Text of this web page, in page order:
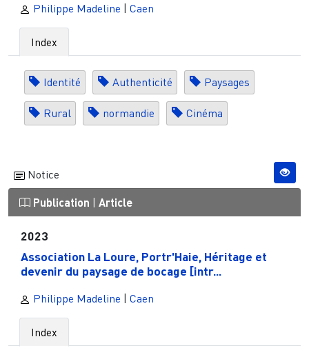
Philippe Madeline | Caen
Index
Identité Authenticité Paysages
Rural normandie Cinéma
Notice
Publication Article
2023
Association La Loure, Portr'Haie, Héritage et
devenir du paysage de bocage [intr...
Philippe Madeline | Caen
Index